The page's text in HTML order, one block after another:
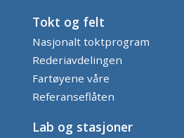
Tokt og felt
Nasjonalt toktprogram
Rederiavdelingen
Fartøyene våre
Referanseflåten
Lab og stasjoner